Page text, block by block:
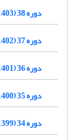
دوره 38 (1403)
دوره 37 (1402)
دوره 36 (1401)
دوره 35 (1400)
دوره 34 (1399)